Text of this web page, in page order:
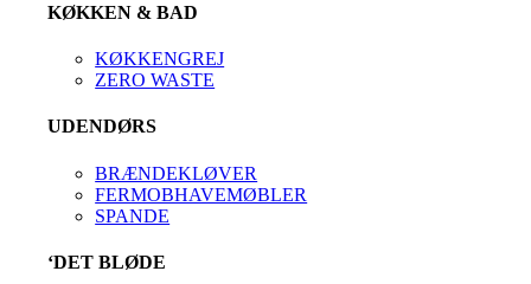
KØKKEN & BAD
KØKKENGREJ
ZERO WASTE
UDENDØRS
BRÆNDEKLØVER
FERMOBHAVEMØBLER
SPANDE
‘DET BLØDE